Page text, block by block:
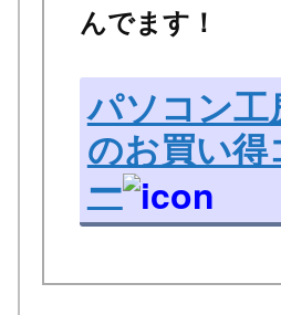
んでます！
パソコン工
のお買い得
ー